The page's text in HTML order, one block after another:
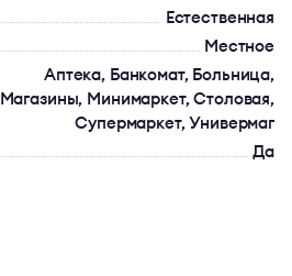
Естественная
Местное
Аптека, Банкомат, Больница,
Магазины, Минимаркет, Столовая,
Супермаркет, Универмаг
Да